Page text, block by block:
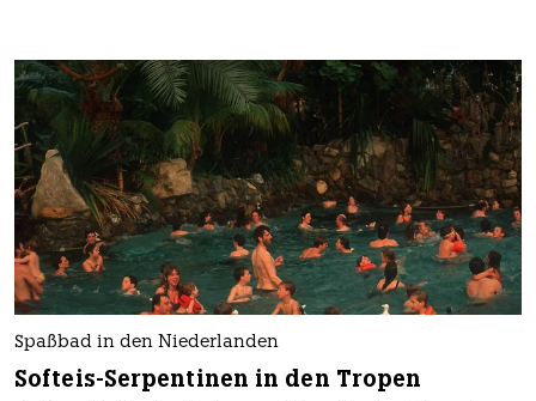
Spaßbad in den Niederlanden
Softeis-Serpentinen in den Tropen